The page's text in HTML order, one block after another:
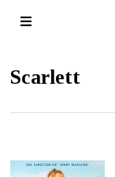
Scarlett